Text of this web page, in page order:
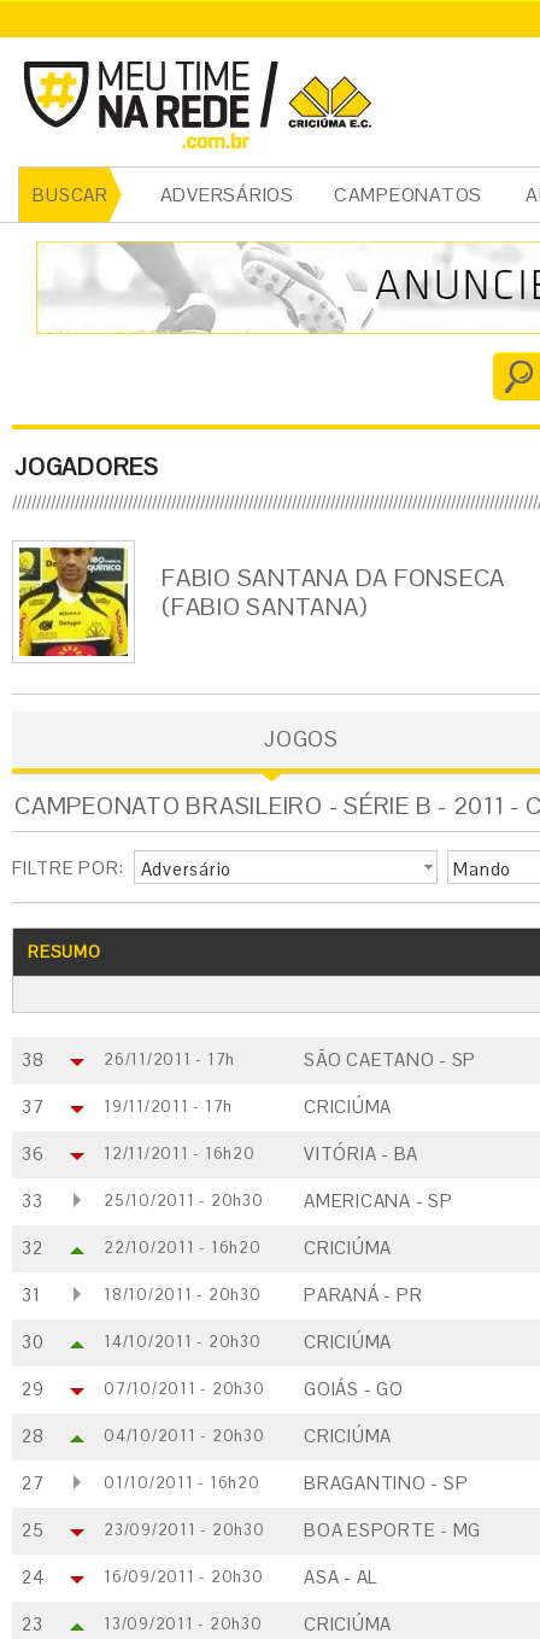
BUSCAR ADVERSÁRIOS CAMPEONATOS
JOGADORES
FABIO SANTANA DA FONSECA
(FABIO SANTANA)
JOGOS
CAMPEONATO BRASILEIRO - SÉRIE B - 2011 -
FILTRE POR: Adversário Mando
RESUMO
38 26/11/2011 - 17h SÃO CAETANO - SP
37 19/11/2011 - 17h CRICIÚMA
36 12/11/2011 - 16h20 VITÓRIA - BA
33 25/10/2011 - 20h30 AMERICANA - SP
32 22/10/2011 - 16h20 CRICIÚMA
31 18/10/2011 - 20h30 PARANÁ - PR
30 14/10/2011 - 20h30 CRICIÚMA
29 07/10/2011 - 20h30 GOIÁS - GO
28 04/10/2011 - 20h30 CRICIÚMA
27 01/10/2011 - 16h20 BRAGANTINO - SP
25 23/09/2011 - 20h30 BOA ESPORTE - MG
24 16/09/2011 - 20h30 ASA - AL
23 13/09/2011 - 20h30 CRICIÚMA